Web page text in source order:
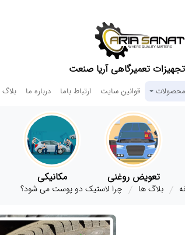
تعمیرگاهی آریا صنعت
محصولات قوانین سایت ارتباط باما درباره ما بلاگ
تعویض روغنی مکانیکی
بلاگ ها چرا لاستیک دو پوست می شود؟